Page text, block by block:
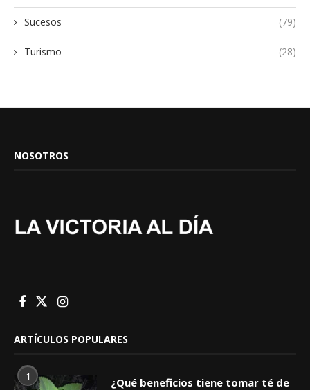
Sucesos (79)
Turismo (28)
NOSOTROS
ARTÍCULOS POPULARES
1
¿Qué beneficios tiene tomar té de